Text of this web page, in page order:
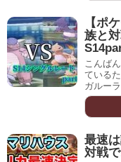
【ポ
族と
こんば
ている
ガルー
最速
対戦